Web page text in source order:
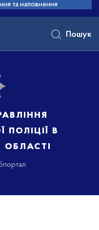
та наповнення
в
області
Пошук